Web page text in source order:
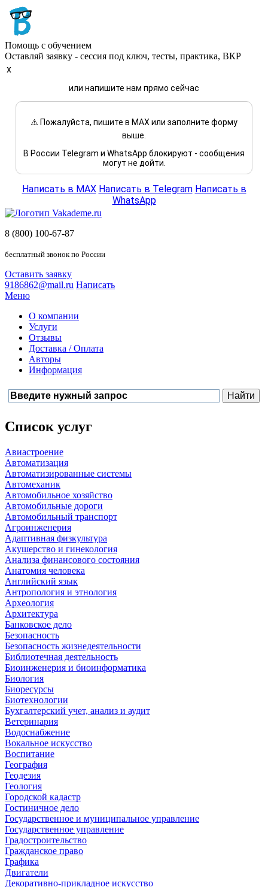
Помощь с обучением
Оставляй заявку - сессия под ключ, тесты, практика, ВКР
x
или напишите нам прямо сейчас
⚠️ Пожалуйста, пишите в MAX или заполните форму
выше.
В России Telegram и WhatsApp блокируют - сообщения
могут не дойти.
Написать в MAX Написать в Telegram Написать в
WhatsApp
8 (800) 100-67-87
бесплатный звонок по России
Оставить заявку
9186862@mail.ru Написать
Меню
О компании
Услуги
Отзывы
Доставка / Оплата
Авторы
Информация
Список услуг
Авиастроение
Автоматизация
Автоматизированные системы
Автомеханик
Автомобильное хозяйство
Автомобильные дороги
Автомобильный транспорт
Агроинженерия
Адаптивная физкультура
Акушерство и гинекология
Анализа финансового состояния
Анатомия человека
Английский язык
Антропология и этнология
Археология
Архитектура
Банковское дело
Безопасность
Безопасность жизнедеятельности
Библиотечная деятельность
Биоинженерия и биоинформатика
Биология
Биоресурсы
Биотехнологии
Бухгалтерский учет, анализ и аудит
Ветеринария
Водоснабжение
Вокальное искусство
Воспитание
География
Геодезия
Геология
Городской кадастр
Гостиничное дело
Государственное и муниципальное управление
Государственное управление
Градостроительство
Гражданское право
Графика
Двигатели
Декоративно-прикладное искусство